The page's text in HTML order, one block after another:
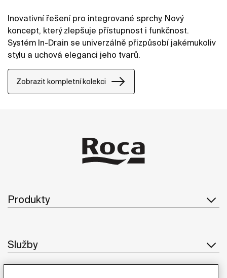
Inovativní řešení pro integrované sprchy. Nový
koncept, který zlepšuje přístupnost i funkčnost.
Systém In-Drain se univerzálně přizpůsobí jakémukoliv
stylu a uchová eleganci jeho tvarů.
Zobrazit kompletní kolekci
Produkty
Služby